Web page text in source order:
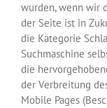
wurden, wenn wir
der Seite ist in
die Kategorie
Suchmaschine
die
der Verbreitung
Mobile Pages